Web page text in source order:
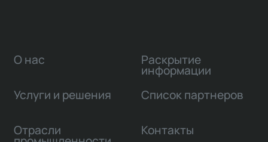
О нас
Услуги и решения
Отрасли
Раскрытие
информации
Список партнеров
Контакты